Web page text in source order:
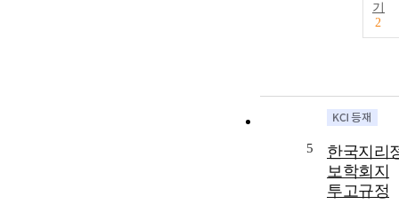
기
2
5
한국지리
보학회지
투고규정